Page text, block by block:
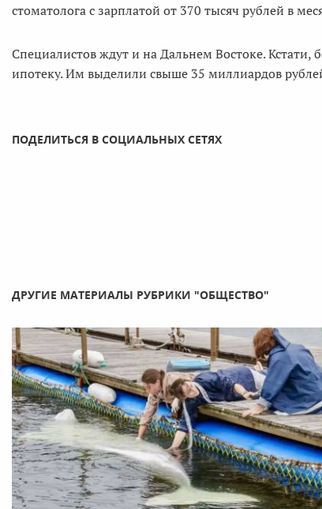
стоматолога с зарплатой от 370 тысяч рублей в
Специалистов ждут и на Дальнем Востоке. Кстати,
ипотеку. Им выделили свыше 35 миллиардов
ПОДЕЛИТЬСЯ В СОЦИАЛЬНЫХ СЕТЯХ
ДРУГИЕ МАТЕРИАЛЫ РУБРИКИ "ОБЩЕСТВО"